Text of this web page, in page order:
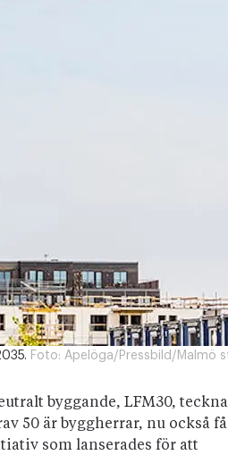
Foto: Apelöga/Pressbild/Malmö
byggande, LFM30,
50 är byggherrar, nu också
som lanserades för att